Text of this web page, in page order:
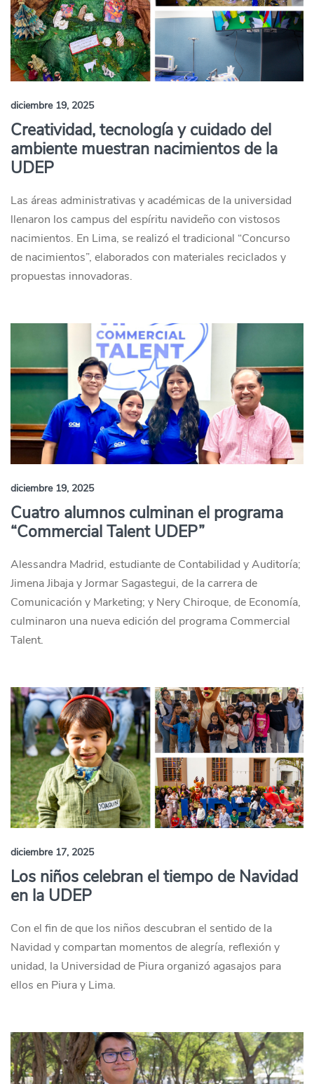
diciembre 19, 2025
Creatividad, tecnología y cuidado del
ambiente muestran nacimientos de la
UDEP
Las áreas administrativas y académicas de la universidad
llenaron los campus del espíritu navideño con vistosos
nacimientos. En Lima, se realizó el tradicional “Concurso
de nacimientos”, elaborados con materiales reciclados y
propuestas innovadoras.
diciembre 19, 2025
Cuatro alumnos culminan el programa
“Commercial Talent UDEP”
Alessandra Madrid, estudiante de Contabilidad y Auditoría;
Jimena Jibaja y Jormar Sagastegui, de la carrera de
Comunicación y Marketing; y Nery Chiroque, de Economía,
culminaron una nueva edición del programa Commercial
Talent.
diciembre 17, 2025
Los niños celebran el tiempo de Navidad
en la UDEP
Con el fin de que los niños descubran el sentido de la
Navidad y compartan momentos de alegría, reflexión y
unidad, la Universidad de Piura organizó agasajos para
ellos en Piura y Lima.